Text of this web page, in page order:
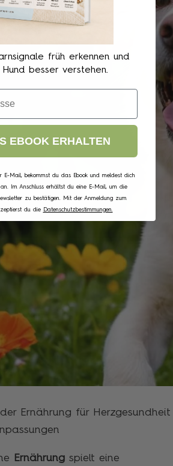
Ernährung für
Ernährung spielt eine
früh erkennen und
besser verstehen.
EBOOK ERHALTEN
E-Mail, bekommst du das Ebook und meldest dich
Im Anschluss erhältst du eine E-Mail, um die
zu bestätigen. Mit der Anmeldung zum
du die Datenschutzbestimmungen.